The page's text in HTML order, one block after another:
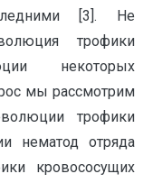
[3]. Не
трофики
некоторых
мы рассмотрим
трофики
нематод отряда
кровососущих